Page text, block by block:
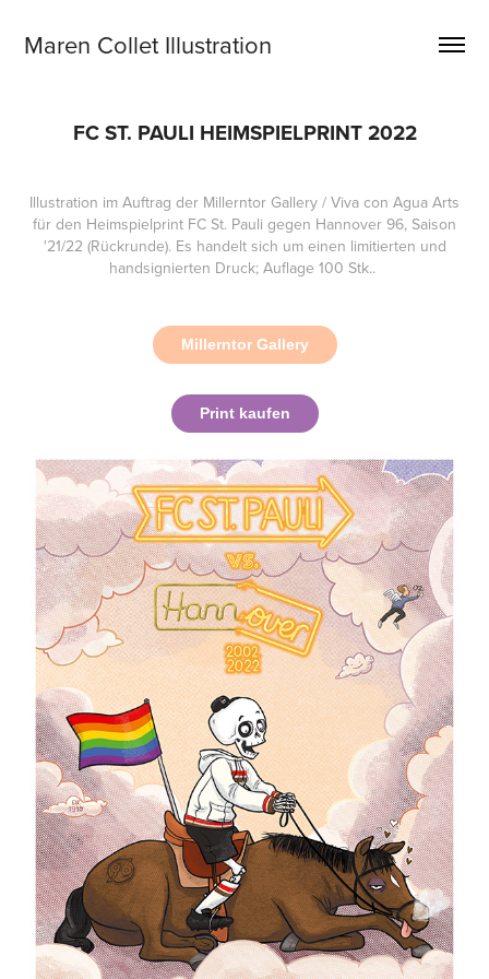
Maren Collet Illustration
FC ST. PAULI HEIMSPIELPRINT 2022
Illustration im Auftrag der Millerntor Gallery / Viva con Agua Arts
für den Heimspielprint FC St. Pauli gegen Hannover 96, Saison
'21/22 (Rückrunde). Es handelt sich um einen limitierten und
handsignierten Druck; Auflage 100 Stk..
Millerntor Gallery
Print kaufen